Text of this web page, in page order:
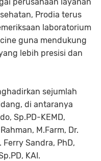
Prodia terus
laboratorium
guna mendukung
lebih presisi dan
sejumlah
di antaranya
Sp.PD-KEMD,
M.Farm, Dr.
Ferry Sandra, PhD,
KAI.